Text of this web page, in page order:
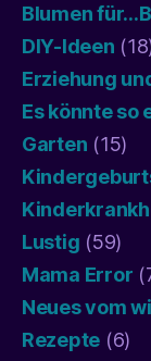
Blumen
DIY-Ideen
Erziehung
Es könnte so
Garten (15)
Lustig (59)
Mama Error
Neues vom
Rezepte (6)